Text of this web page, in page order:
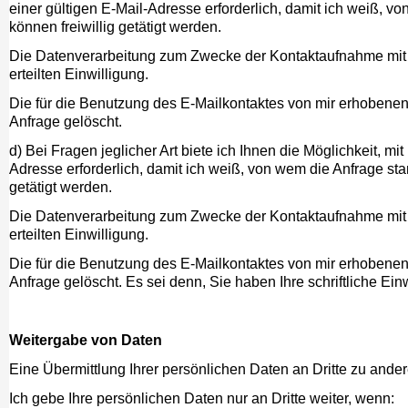
einer gültigen E-Mail-Adresse erforderlich, damit ich weiß,
können freiwillig getätigt werden.
Die Datenverarbeitung zum Zwecke der Kontaktaufnahme
erteilten Einwilligung.
Die für die Benutzung des E-Mailkontaktes von mir
Anfrage gelöscht.
d) Bei Fragen jeglicher Art biete ich Ihnen die Möglichkeit,
Adresse erforderlich, damit ich weiß, von wem die Anfrage
getätigt werden.
Die Datenverarbeitung zum Zwecke der Kontaktaufnahme
erteilten Einwilligung.
Die für die Benutzung des E-Mailkontaktes von mir
Anfrage gelöscht. Es sei denn, Sie haben Ihre schriftliche
Weitergabe von Daten
Eine Übermittlung Ihrer persönlichen Daten an Dritte zu
Ich gebe Ihre persönlichen Daten nur an Dritte weiter, wenn: